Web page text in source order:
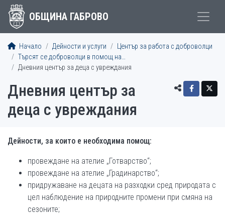
ОБЩИНА ГАБРОВО
Начало Дейности и услуги
Център за работа с доброволци
Търсят се доброволци в помощ на…
Дневния център за деца с увреждания
Дневния център за
деца с увреждания
Дейности, за които е необходима помощ:
провеждане на ателие „Готварство“;
провеждане на ателие „Градинарство“;
придружаване на децата на разходки сред природата с
цел наблюдение на природните промени при смяна на
сезоните;